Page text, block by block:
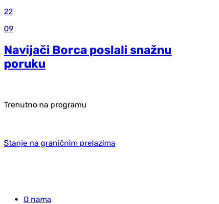
22
09
Navijači Borca poslali snažnu
poruku
Trenutno na programu
Stanje na graničnim prelazima
O nama